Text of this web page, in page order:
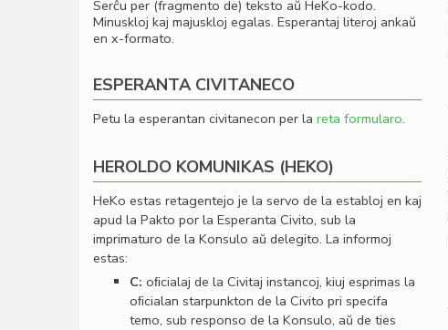
Serĉu per (fragmento de) teksto aŭ HeKo-kodo.
Minuskloj kaj majuskloj egalas. Esperantaj literoj ankaŭ
en x-formato.
ESPERANTA CIVITANECO
Petu la esperantan civitanecon per la reta formularo.
HEROLDO KOMUNIKAS (HEKO)
HeKo estas retagentejo je la servo de la establoj en kaj
apud la Pakto por la Esperanta Civito, sub la
imprimaturo de la Konsulo aŭ delegito. La informoj
estas:
C: oﬁcialaj de la Civitaj instancoj, kiuj esprimas la
oﬁcialan starpunkton de la Civito pri specifa
temo, sub responso de la Konsulo, aŭ de ties